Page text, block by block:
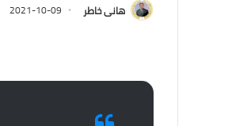
هانى خاطر 2021-10-09